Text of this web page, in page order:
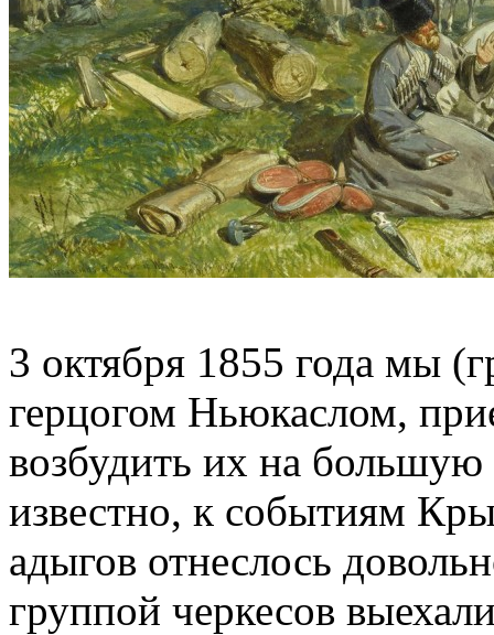
3 октября 1855 года мы
герцогом Ньюкаслом,
возбудить их на
известно, к событиям
адыгов отнеслось
группой черкесов